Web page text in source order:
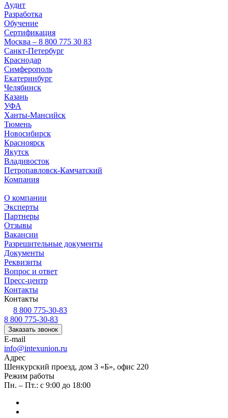
Аудит
Разработка
Обучение
Сертификация
Москва – 8 800 775 30 83
Санкт-Петербург
Краснодар
Симферополь
Екатеринбург
Челябинск
Казань
УФА
Ханты-Мансийск
Тюмень
Новосибирск
Красноярск
Якутск
Владивосток
Петропавловск-Камчатский
Компания
О компании
Эксперты
Партнеры
Отзывы
Вакансии
Разрешительные документы
Документы
Реквизиты
Вопрос и ответ
Пресс-центр
Контакты
Контакты
8 800 775-30-83
8 800 775-30-83
Заказать звонок
E-mail
info@intexunion.ru
Адрес
Шенкурский проезд, дом 3 «Б», офис 220
Режим работы
Пн. – Пт.: с 9:00 до 18:00